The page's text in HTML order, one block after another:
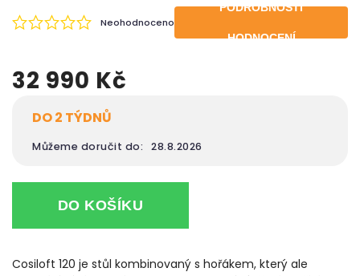
Neohodnoceno
PODROBNOSTI
HODNOCENÍ
32 990 Kč
DO 2 TÝDNŮ
Můžeme doručit do: 28.8.2026
DO KOŠÍKU
Cosiloft 120 je stůl kombinovaný s hořákem, který ale